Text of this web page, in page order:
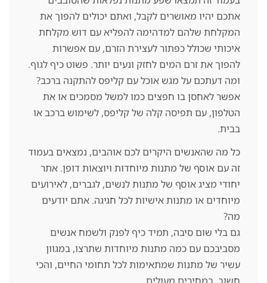
אתכם יהיו מאושרים לקבל, ואתם יכולים להפוך את
המקלחת שלהם למדהימה להפליא עם דוש מקלחת
איכותי שכולל כפתור לעצירת הזרם, עם אפשרות
להפוך את זרם המים לחזק ונעים יותר. פשוט כיף לגוף.
ומה דעתכם על מגש אוכל עם קליפס להתקנה ברכב?
אפשר לאחסן בו חפצים כמו למשל מסמכים או את
הטלפון, עם תפיסה קלה של קליפס, לשימוש ברכב או
בבית.
כל מה שהאנשים היקרים לכם אוהבים, נמצאים בעמוד
זה עם אוסף של מתנות מיוחדות ויוצאות דופן. אתר
יחודי מציג אוסף של מתנות לנשים, לגברים, לאירועים
מיוחדים או מתנות אישיות לכל חגיגה. אתם יודעים
מה?
גם בלי שום סיבה, תמיד כיף לפנק ולשמח אנשים
מסביבכם עם כמה מתנות מיוחדות שתרצו, במגוון
עשיר של מתנות שמתאימות לכל תחומי החיים, והכי